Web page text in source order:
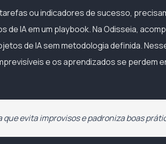
ou indicadores de sucesso,
de IA em um playbook. Na Odisseia,
de IA sem metodologia definida.
e os aprendizados se perdem
que evita improvisos e padroniza boas